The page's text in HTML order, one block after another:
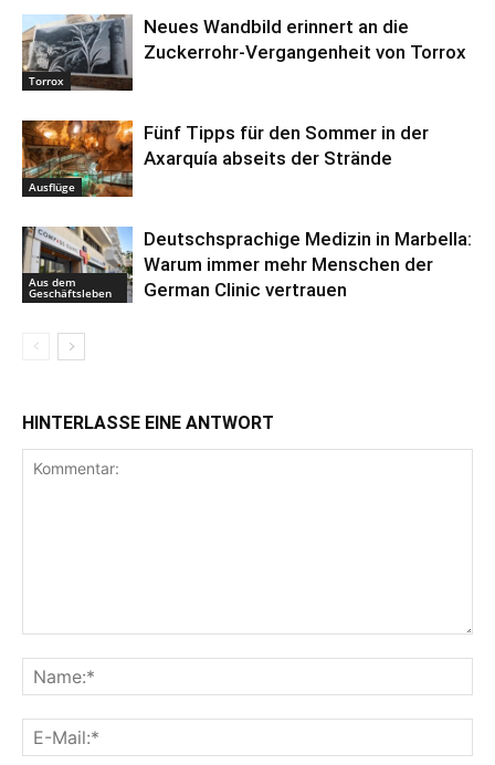
Torrox
Neues Wandbild erinnert an die
Zuckerrohr-Vergangenheit von Torrox
Ausflüge
Fünf Tipps für den Sommer in der
Axarquía abseits der Strände
Aus dem
Geschäftsleben
Deutschsprachige Medizin in Marbella:
Warum immer mehr Menschen der
German Clinic vertrauen
HINTERLASSE EINE ANTWORT